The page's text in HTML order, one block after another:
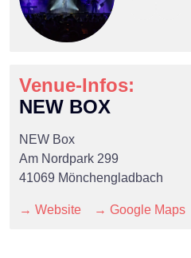
Venue-Infos:
NEW BOX
NEW Box
Am Nordpark 299
41069 Mönchengladbach
→ Website → Google Maps